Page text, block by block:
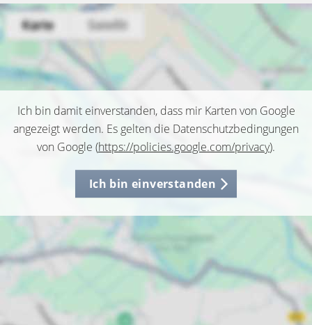
Ich bin damit einverstanden, dass mir Karten von Google
angezeigt werden. Es gelten die Datenschutzbedingungen
von Google (https://policies.google.com/privacy).
Ich bin einverstanden